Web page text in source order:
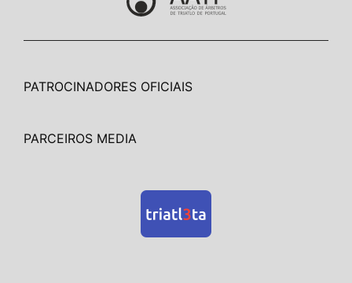
PATROCINADORES OFICIAIS
PARCEIROS MEDIA